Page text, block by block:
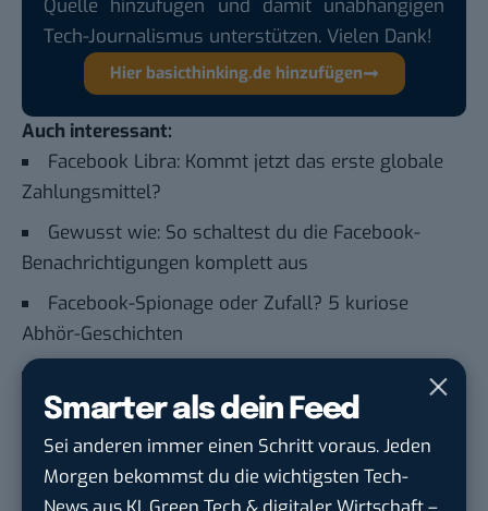
Smarter als dein Feed
Sei anderen immer einen Schritt voraus. Jeden
Morgen bekommst du die wichtigsten Tech-
Quelle hinzufügen und damit unabhängigen
Tech-Journalismus unterstützen. Vielen Dank!
Hier basicthinking.de hinzufügen
Auch interessant:
Facebook Libra: Kommt jetzt das erste globale
Zahlungsmittel?
Gewusst wie: So schaltest du die Facebook-
Benachrichtigungen komplett aus
Facebook-Spionage oder Zufall? 5 kuriose
Abhör-Geschichten
Mit diesen 7 Tipps baust du dir eine erfolgreiche
Facebook-Gruppe
Du möchtest nicht abgehängt werden, wenn es um